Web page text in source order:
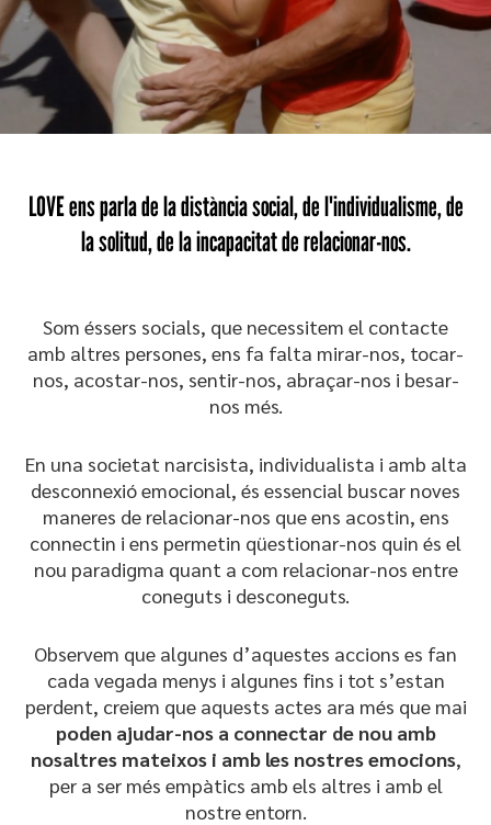
LOVE ens parla de la distància social, de l'individualisme, de
la solitud, de la incapacitat de relacionar-nos.
Som éssers socials, que necessitem el contacte
amb altres persones, ens fa falta mirar-nos, tocar-
nos, acostar-nos, sentir-nos, abraçar-nos i besar-
nos més.
En una societat narcisista, individualista i amb alta
desconnexió emocional, és essencial buscar noves
maneres de relacionar-nos que ens acostin, ens
connectin i ens permetin qüestionar-nos quin és el
nou paradigma quant a com relacionar-nos entre
coneguts i desconeguts.
Observem que algunes d’aquestes accions es fan
cada vegada menys i algunes fins i tot s’estan
perdent, creiem que aquests actes ara més que mai
poden ajudar-nos a connectar de nou amb
nosaltres mateixos i amb les nostres emocions,
per a ser més empàtics amb els altres i amb el
nostre entorn.